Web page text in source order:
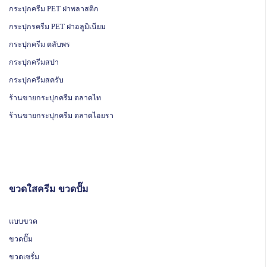
กระปุกครีม PET ฝาพลาสติก
กระปุกรครีม PET ฝาอลูมิเนียม
กระปุกครีม ตลับพร
กระปุกครีมสปา
กระปุกครีมสครับ
ร้านขายกระปุกครีม ตลาดไท
ร้านขายกระปุกครีม ตลาดไอยรา
ขวดใสครีม ขวดปั๊ม
แบบขวด
ขวดปั๊ม
ขวดเซรั่ม